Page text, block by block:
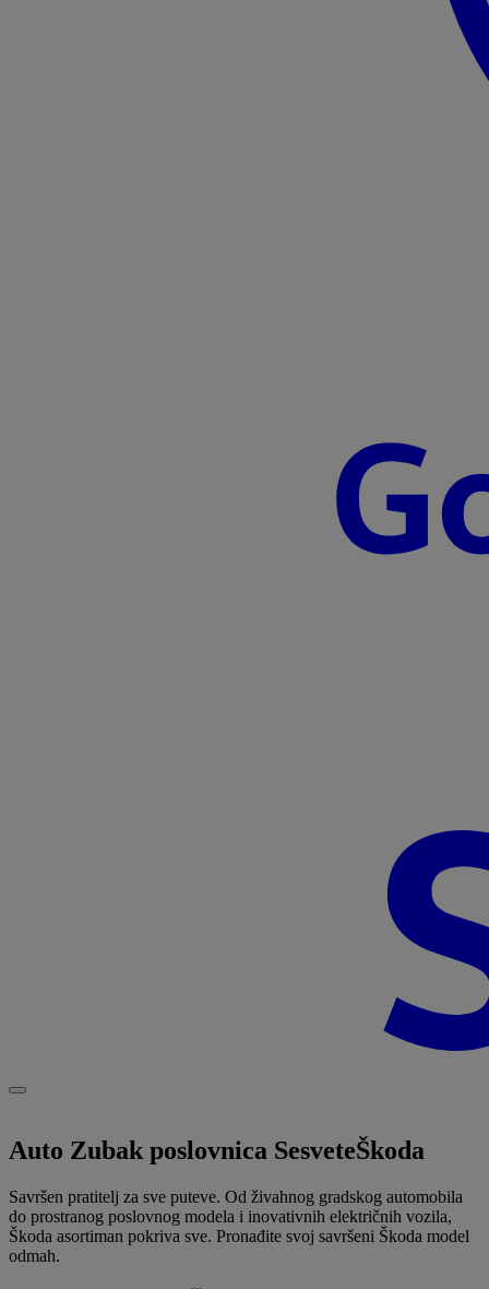
Auto Zubak poslovnica SesveteŠkoda
Savršen pratitelj za sve puteve. Od živahnog gradskog automobila
do prostranog poslovnog modela i inovativnih električnih vozila,
Škoda asortiman pokriva sve. Pronađite svoj savršeni Škoda model
odmah.